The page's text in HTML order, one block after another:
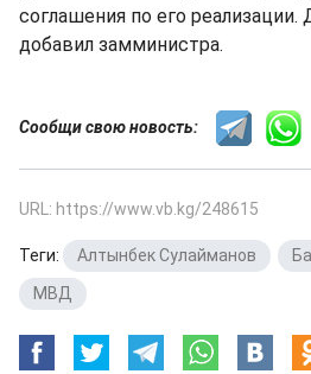
соглашения по его реализации.
добавил замминистра.
Сообщи свою новость:
URL: https://www.vb.kg/248615
Теги: Алтынбек Сулайманов
МВД